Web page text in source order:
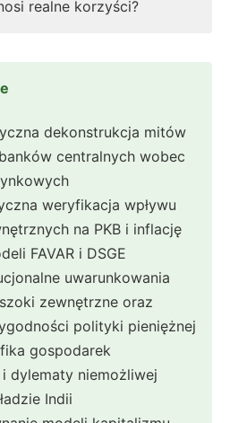
realne korzyści?
dekonstrukcja mitów
centralnych wobec
weryfikacja wpływu
na PKB i inflację
FAVAR i DSGE
uwarunkowania
zewnętrzne oraz
polityki pieniężnej
gospodarek
dylematy niemożliwej
Indii